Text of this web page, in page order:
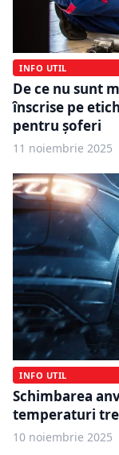
INFO UTIL
De ce nu sunt
înscrise pe
pentru șoferi
11 noiembrie 2025
INFO UTIL
Schimbarea
temperaturi
10 noiembrie 2025